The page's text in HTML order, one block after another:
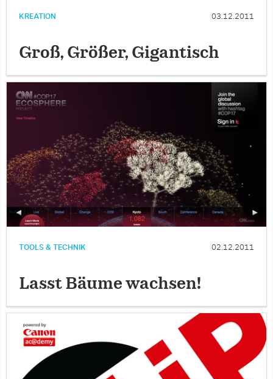
KREATION 03.12.2011
Groß, Größer, Gigantisch
TOOLS & TECHNIK 02.12.2011
Lasst Bäume wachsen!